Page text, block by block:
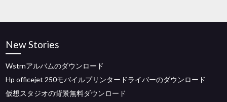
New Stories
Wstrnアルバムのダウンロード
Hp officejet 250モバイルプリンタードライバーのダウンロード
仮想スタジオの背景無料ダウンロード